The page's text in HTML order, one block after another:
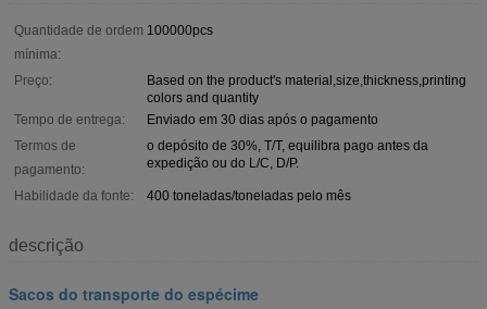
Quantidade de ordem
mínima:
100000pcs
Preço:
Based on the product's material,size,thickness,printing
colors and quantity
Tempo de entrega:
Enviado em 30 dias após o pagamento
Termos de
pagamento:
o depósito de 30%, T/T, equilibra pago antes da
expedição ou do L/C, D/P.
Habilidade da fonte: 400 toneladas/toneladas pelo mês
descrição
Sacos do transporte do espécime